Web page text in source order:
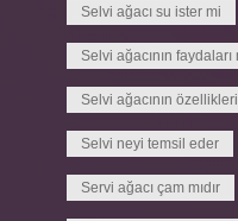
Selvi ağacı su ister mi
Selvi ağacının
Selvi ağacının
Selvi neyi temsil eder
Servi ağacı çam mıdır